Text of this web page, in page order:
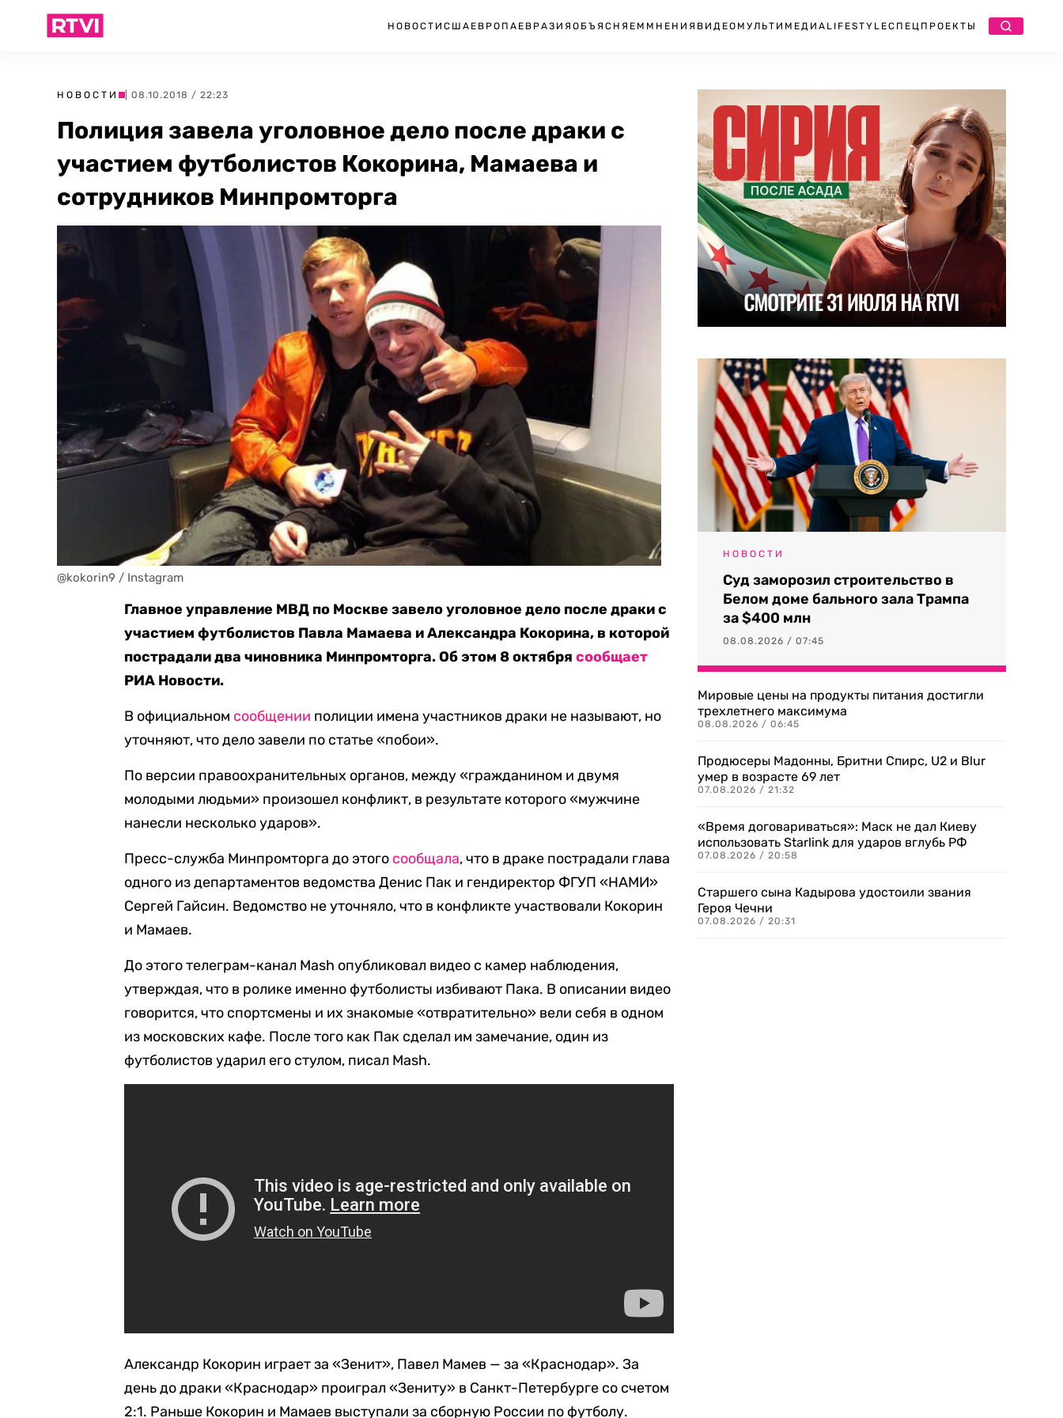
НОВОСТИ США ЕВРОПА ЕВРАЗИЯ ОБЪЯСНЯЕМ МНЕНИЯ ВИДЕО МУЛЬТИМЕДИА LIFESTYLEСПЕЦПРОЕКТЫ
НОВОСТИ | 08.10.2018 / 22:23
Полиция завела уголовное дело после драки с
участием футболистов Кокорина, Мамаева и
сотрудников Минпромторга
@kokorin9 / Instagram
Главное управление МВД по Москве завело уголовное дело после драки с
участием футболистов Павла Мамаева и Александра Кокорина, в которой
пострадали два чиновника Минпромторга. Об этом 8 октябрясообщает
РИА Новости.
В официальном сообщении полиции имена участников драки не называют, но
уточняют, что дело завели по статье «побои».
По версии правоохранительных органов, между «гражданином и двумя
молодыми людьми» произошел конфликт, в результате которого «мужчине
нанесли несколько ударов».
Пресс-служба Минпромторга до этого сообщала, что в драке пострадали глава
одного из департаментов ведомства Денис Пак и гендиректор ФГУП «НАМИ»
Сергей Гайсин. Ведомство не уточняло, что в конфликте участвовали Кокорин
и Мамаев.
До этого телеграм-канал Mash опубликовал видео с камер наблюдения,
утверждая, что в ролике именно футболисты избивают Пака. В описании видео
говорится, что спортсмены и их знакомые «отвратительно» вели себя в одном
из московских кафе. После того как Пак сделал им замечание, один из
футболистов ударил его стулом, писал Mash.
Александр Кокорин играет за «Зенит», Павел Мамев — за «Краснодар». За
день до драки «Краснодар» проиграл «Зениту» в Санкт-Петербурге со счетом
2:1. Раньше Кокорин и Мамаев выступали за сборную России по футболу.
НОВОСТИ
Суд заморозил строительство в
Белом доме бального зала Трампа
за $400 млн
08.08.2026 / 07:45
Мировые цены на продукты питания достигли
трехлетнего максимума
08.08.2026 / 06:45
Продюсеры Мадонны, Бритни Спирс, U2 и Blur
умер в возрасте 69 лет
07.08.2026 / 21:32
«Время договариваться»: Маск не дал Киеву
использовать Starlink для ударов вглубь РФ
07.08.2026 / 20:58
Старшего сына Кадырова удостоили звания
Героя Чечни
07.08.2026 / 20:31